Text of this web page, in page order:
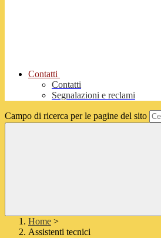
Contatti
Contatti
Segnalazioni e reclami
Campo di ricerca per le pagine del sito
Home >
Assistenti tecnici